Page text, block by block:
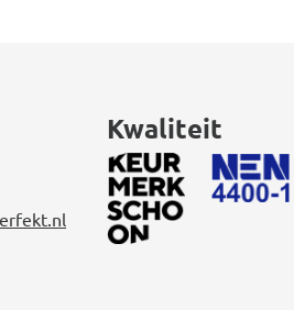
Kwaliteit